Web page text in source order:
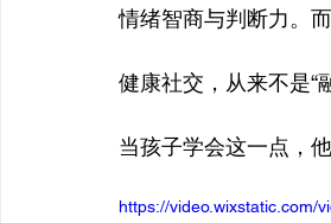
情绪智商与判断力。
健康社交，从来不是
当孩子学会这一点，
https://video.wixstatic.com/